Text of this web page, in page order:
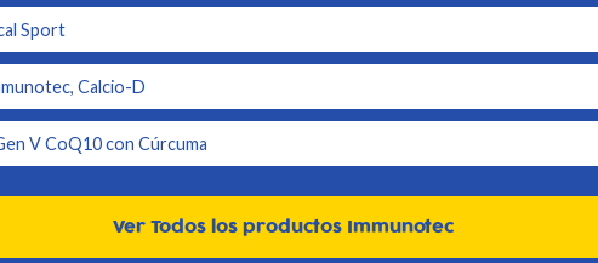
Sport
Calcio-D
V CoQ10 con Cúrcuma
Ver Todos los productos Immunotec